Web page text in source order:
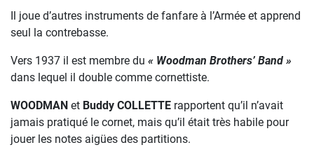
Il joue d’autres instruments de fanfare à l’Armée et apprend
seul la contrebasse.
Vers 1937 il est membre du « Woodman Brothers’ Band »
dans lequel il double comme cornettiste.
WOODMAN et Buddy COLLETTE rapportent qu’il n’avait
jamais pratiqué le cornet, mais qu’il était très habile pour
jouer les notes aigües des partitions.